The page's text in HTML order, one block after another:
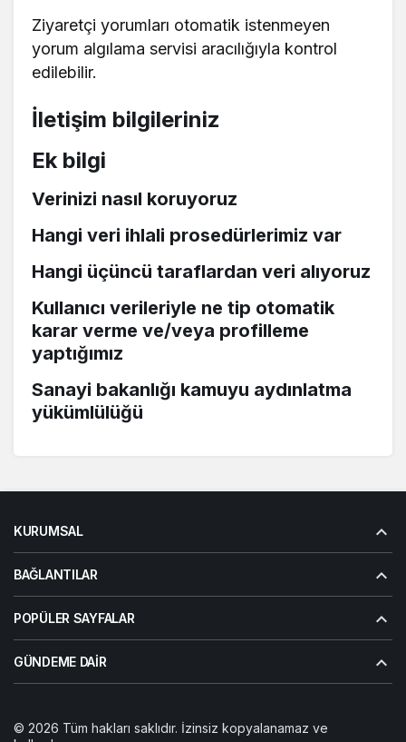
Ziyaretçi yorumları otomatik istenmeyen
yorum algılama servisi aracılığıyla kontrol
edilebilir.
İletişim bilgileriniz
Ek bilgi
Verinizi nasıl koruyoruz
Hangi veri ihlali prosedürlerimiz var
Hangi üçüncü taraflardan veri alıyoruz
Kullanıcı verileriyle ne tip otomatik
karar verme ve/veya profilleme
yaptığımız
Sanayi bakanlığı kamuyu aydınlatma
yükümlülüğü
KURUMSAL
BAĞLANTILAR
POPÜLER SAYFALAR
GÜNDEME DAIR
© 2026 Tüm hakları saklıdır. İzinsiz kopyalanamaz ve